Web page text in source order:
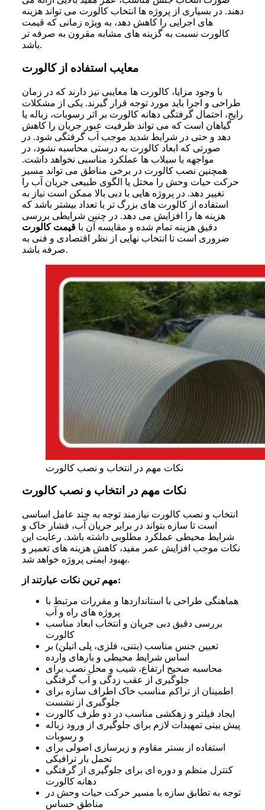
دهند. در بسیاری از پروژه ها انتخاب کالورت می تواند هزینه
های اجرایی را کاهش دهد، به ویژه زمانی که قیمت
کالورت نسبت به گزینه های مشابه مقرون به صرفه تر
باشد.
معایب استفاده از کالورت
با وجود مزایا، کالورت ها معایبی نیز دارند که در زمان
طراحی و اجرا باید مورد توجه قرار گیرند. یکی از مشکلات
رایج، احتمال گرفتگی دهانه کالورت بر اثر رسوبات، زباله یا
گیاهان است که می تواند ظرفیت عبور جریان را کاهش
دهد و حتی در شرایط شدید موجب آب گرفتگی شود. در
صورتی که ابعاد کالورت به درستی محاسبه نشود، در
مواجهه با سیلاب ها عملکرد مناسبی نخواهد داشت.
همچنین نصب کالورت در برخی مناطق می تواند مسیر
حرکت حیات وحش را مختل یا الگوی طبیعی جریان آب را
تغییر دهد. در پروژه هایی با دبی بالا ممکن است نیاز به
استفاده از کالورت های بزرگ تر یا تعداد بیشتر باشد که
هزینه ها را افزایش می دهد. در چنین شرایطی بررسی
دقیق هزینه تمام شده و مقایسه آن باقیمت کالورت
ضروری است تا انتخاب نهایی از نظر اقتصادی و فنی به
صرفه باشد.
نکات مهم در انتخاب و نصب کالورت
نکات مهم در انتخاب و نصب کالورت
انتخاب و نصب کالورت نیازمند توجه به چند عامل اساسی
است تا سازه بتواند در برابر جریان آب، فشار خاک و
شرایط محیطی عملکرد مطلوبی داشته باشد. رعایت این
نکات موجب افزایش عمر مفید، کاهش هزینه های تعمیر و
بهبود ایمنی پروژه خواهد شد.
مهم ترین نکات عبارتند از:
هماهنگی طراحی با استانداردها و مقررات مرتبط با
پروژه های راه و آب
بررسی دقیق دبی جریان و انتخاب ابعاد مناسب
کالورت
تعیین جنس مناسب (بتنی، فلزی، پلی اتیلن) بر
اساس شرایط محیطی و بارهای وارده
محاسبه صحیح ارتفاع، شیب و محل نصب برای
جلوگیری از عقب زدگی و آب گرفتگی
اطمینان از تراکم مناسب خاک اطراف سازه برای
جلوگیری از نشست
ایجاد فیلتر و زهکشی مناسب در دو طرف کالورت
پیش بینی تمهیدات لازم برای جلوگیری از ورود زباله
و رسوبات
استفاده از بستر مقاوم و زیرسازی اصولی برای
تحمل بار ترافیکی
کنترل منظم و دوره ای برای جلوگیری از گرفتگی
دهانه کالورت
توجه به تطابق سازه با مسیر حرکت حیات وحش در
مناطق حساس